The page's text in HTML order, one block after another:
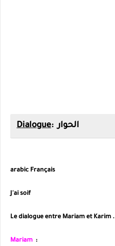
Dialogue : الحوار
arabic Français
J'ai soif
Le dialogue entre Mariam et Karim .
Mariam :